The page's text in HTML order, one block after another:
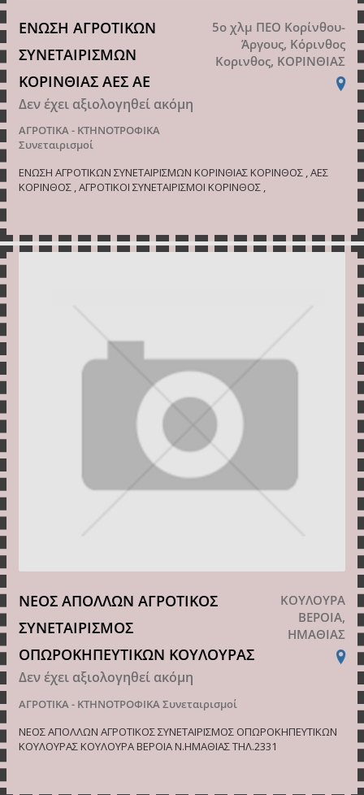
ΕΝΩΣΗ ΑΓΡΟΤΙΚΩΝ
ΣΥΝΕΤΑΙΡΙΣΜΩΝ
ΚΟΡΙΝΘΙΑΣ ΑΕΣ ΑΕ
Δεν έχει αξιολογηθεί ακόμη
ΑΓΡΟΤΙΚΑ - ΚΤΗΝΟΤΡΟΦΙΚΑ
Συνεταιρισμοί
5ο χλμ ΠΕΟ Κορίνθου-
Άργους, Κόρινθος
Κορινθος, ΚΟΡΙΝΘΙΑΣ
ΕΝΩΣΗ ΑΓΡΟΤΙΚΩΝ ΣΥΝΕΤΑΙΡΙΣΜΩΝ ΚΟΡΙΝΘΙΑΣ ΚΟΡΙΝΘΟΣ , ΑΕΣ
ΚΟΡΙΝΘΟΣ , ΑΓΡΟΤΙΚΟΙ ΣΥΝΕΤΑΙΡΙΣΜΟΙ ΚΟΡΙΝΘΟΣ ,
ΝΕΟΣ ΑΠΟΛΛΩΝ ΑΓΡΟΤΙΚΟΣ
ΣΥΝΕΤΑΙΡΙΣΜΟΣ
ΟΠΩΡΟΚΗΠΕΥΤΙΚΩΝ ΚΟΥΛΟΥΡΑΣ
Δεν έχει αξιολογηθεί ακόμη
ΑΓΡΟΤΙΚΑ - ΚΤΗΝΟΤΡΟΦΙΚΑΣυνεταιρισμοί
ΚΟΥΛΟΥΡΑ
ΒΕΡΟΙΑ,
ΗΜΑΘΙΑΣ
ΝΕΟΣ ΑΠΟΛΛΩΝ ΑΓΡΟΤΙΚΟΣ ΣΥΝΕΤΑΙΡΙΣΜΟΣ ΟΠΩΡΟΚΗΠΕΥΤΙΚΩΝ
ΚΟΥΛΟΥΡΑΣ ΚΟΥΛΟΥΡΑ ΒΕΡΟΙΑ Ν.ΗΜΑΘΙΑΣ ΤΗΛ.2331